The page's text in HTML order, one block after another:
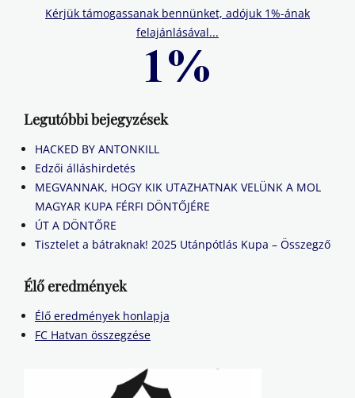
Kérjük támogassanak bennünket, adójuk 1%-ának
felajánlásával...
Legutóbbi bejegyzések
HACKED BY ANTONKILL
Edzői álláshirdetés
MEGVANNAK, HOGY KIK UTAZHATNAK VELÜNK A MOL
MAGYAR KUPA FÉRFI DÖNTŐJÉRE
ÚT A DÖNTŐRE
Tisztelet a bátraknak! 2025 Utánpótlás Kupa – Összegző
Élő eredmények
Élő eredmények honlapja
FC Hatvan összegzése